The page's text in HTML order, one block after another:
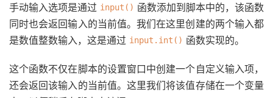
// 为K线背景着色
手动输入选项是通过 input() 函数添加到脚本中的，该函数
同时也会返回输入的当前值。我们在这里创建的两个输入都
是数值整数输入，这是通过 input.int() 函数实现的。
这个函数不仅在脚本的设置窗口中创建一个自定义输入项，
还会返回该输入的当前值。这里我们将该值存储在一个变量